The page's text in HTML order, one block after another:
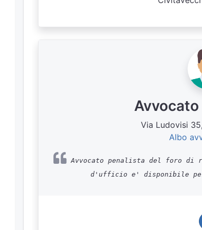
Avvocato
Via Ludovisi
Albo
Avvocato penalista del foro
d'ufficio e' disponibile